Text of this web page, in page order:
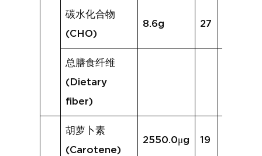
碳水化合物
(CHO)
8.6g 27
总膳食纤维
(Dietary
fiber)
胡萝卜素
(Carotene)
2550.0μg 19